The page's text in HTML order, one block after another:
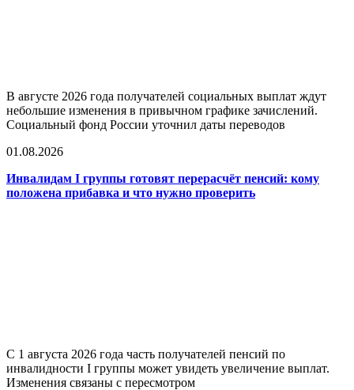
В августе 2026 года получателей социальных выплат ждут
небольшие изменения в привычном графике зачислений.
Социальный фонд России уточнил даты переводов
01.08.2026
Инвалидам I группы готовят перерасчёт пенсий: кому
положена прибавка и что нужно проверить
С 1 августа 2026 года часть получателей пенсий по
инвалидности I группы может увидеть увеличение выплат.
Изменения связаны с пересмотром